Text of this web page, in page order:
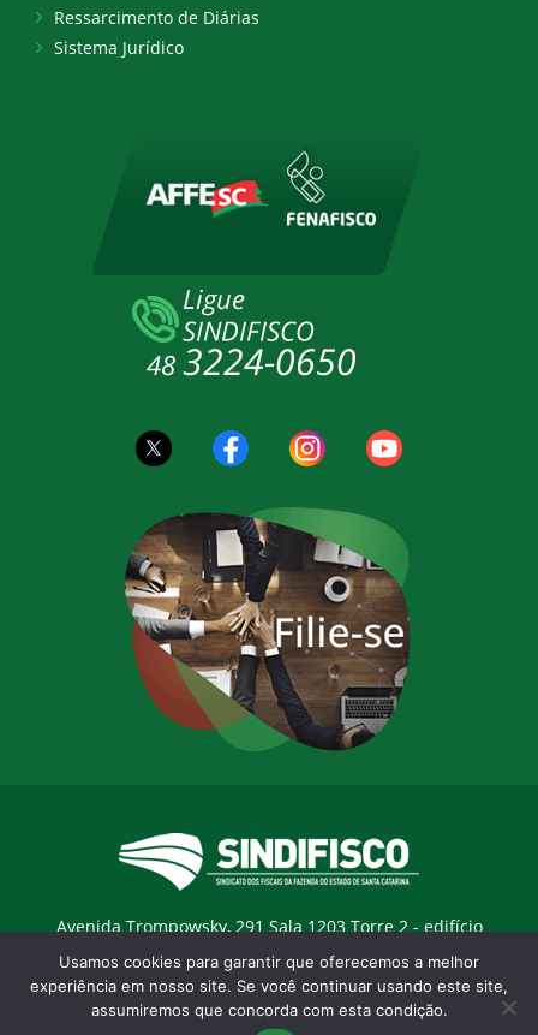
Ressarcimento de Diárias
Sistema Jurídico
Avenida Trompowsky, 291 Sala 1203 Torre 2 - edifício
Trompowsky Corporate - Centro - Florianopólis / SC - CEP:
88015-300 |E-mail:sindifisco@sindifisco.org.br
Desenvolvido pelaagência Marketing Objetivo
Usamos cookies para garantir que oferecemos a melhor
experiência em nosso site. Se você continuar usando este site,
assumiremos que concorda com esta condição.